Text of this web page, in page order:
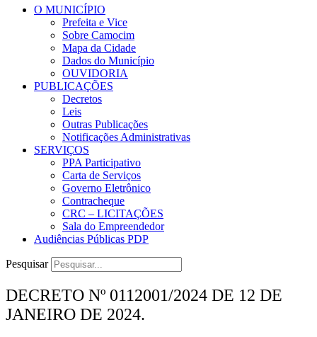
O MUNICÍPIO
Prefeita e Vice
Sobre Camocim
Mapa da Cidade
Dados do Município
OUVIDORIA
PUBLICAÇÕES
Decretos
Leis
Outras Publicações
Notificações Administrativas
SERVIÇOS
PPA Participativo
Carta de Serviços
Governo Eletrônico
Contracheque
CRC – LICITAÇÕES
Sala do Empreendedor
Audiências Públicas PDP
Pesquisar
DECRETO Nº 0112001/2024 DE 12 DE
JANEIRO DE 2024.